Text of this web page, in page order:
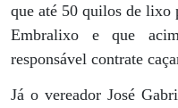
que até 50 quilos de lixo
Embralixo e que
responsável contrate
Já o vereador José